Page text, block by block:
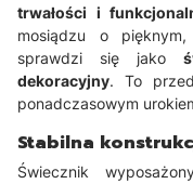
trwałości i
mosiądzu o pięknym,
sprawdzi się jako
dekoracyjny. To
ponadczasowym
Stabilna
Świecznik